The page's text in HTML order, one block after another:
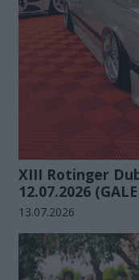
XIII Rotinger Dub
12.07.2026
Data dodania galerii:
13.07.2026